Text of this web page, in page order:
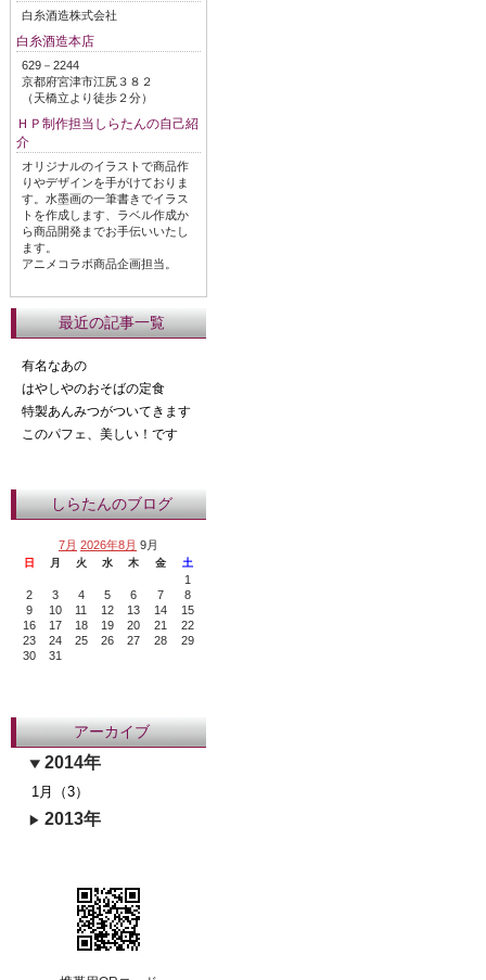
白糸酒造株式会社
白糸酒造本店
629－2244
京都府宮津市江尻３８２
（天橋立より徒歩２分）
ＨＰ制作担当しらたんの自己紹
介
オリジナルのイラストで商品作
りやデザインを手がけておりま
す。水墨画の一筆書きでイラス
トを作成します、ラベル作成か
ら商品開発までお手伝いいたし
ます。
アニメコラボ商品企画担当。
最近の記事一覧
有名なあの
はやしやのおそばの定食
特製あんみつがついてきます
このパフェ、美しい！です
しらたんのブログ
7月 2026年8月 9月
日 月 火 水 木 金 土
1
2
3 4 5 6 7
8
9
10 11 12 13 14
15
16
17 18 19 20 21
22
23
24 25 26 27 28
29
30
31
アーカイブ
2014年
1月（3）
2013年